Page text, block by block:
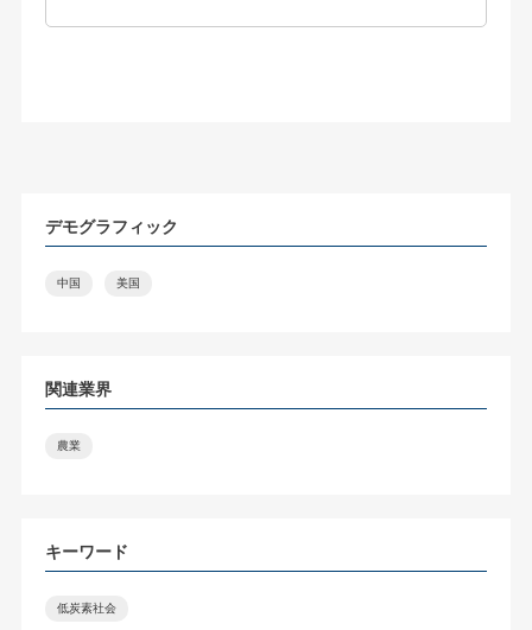
デモグラフィック
中国 美国
関連業界
農業
キーワード
低炭素社会